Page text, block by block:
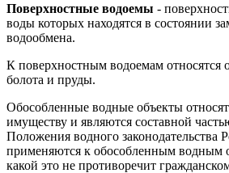
Поверхностные водоемы -
воды которых находятся в состоянии
водообмена.
К поверхностным водоемам относятся
болота и пруды.
Обособленные водные объекты
имуществу и являются составной
Положения водного законодательства
применяются к обособленным водным
какой это не противоречит